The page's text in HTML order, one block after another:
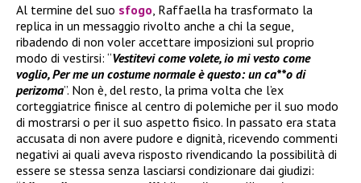
Al termine del suo sfogo , Raffaella ha trasformato la
replica in un messaggio rivolto anche a chi la segue,
ribadendo di non voler accettare imposizioni sul proprio
modo di vestirsi: “Vestitevi come volete, io mi vesto come
voglio, Per me un costume normale è questo: un ca**o di
perizoma”. Non è, del resto, la prima volta che l’ex
corteggiatrice finisce al centro di polemiche per il suo modo
di mostrarsi o per il suo aspetto fisico. In passato era stata
accusata di non avere pudore e dignità, ricevendo commenti
negativi ai quali aveva risposto rivendicando la possibilità di
essere se stessa senza lasciarsi condizionare dai giudizi: